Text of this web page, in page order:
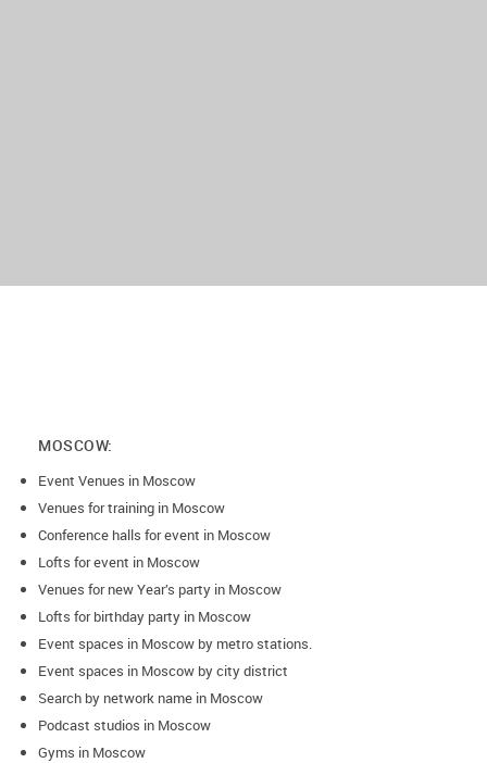
MOSCOW:
Event Venues in Moscow
Venues for training in Moscow
Conference halls for event in Moscow
Lofts for event in Moscow
Venues for new Year’s party in Moscow
Lofts for birthday party in Moscow
Event spaces in Moscow by metro stations.
Event spaces in Moscow by city district
Search by network name in Moscow
Podcast studios in Moscow
Gyms in Moscow